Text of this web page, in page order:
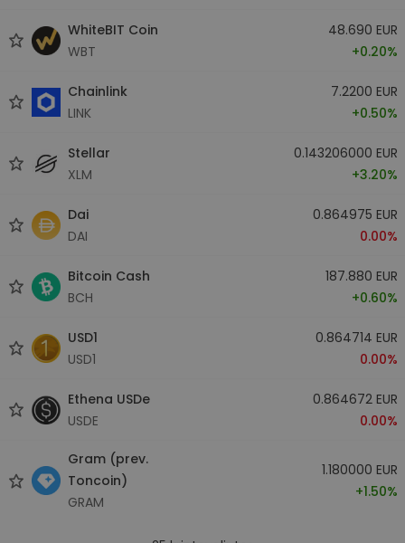
WhiteBIT Coin
WBT
48.690 EUR
+0.20%
Chainlink
LINK
7.2200 EUR
+0.50%
Stellar
XLM
0.143206000 EUR
+3.20%
Dai
DAI
0.864975 EUR
0.00%
Bitcoin Cash
BCH
187.880 EUR
+0.60%
USD1
USD1
0.864714 EUR
0.00%
Ethena USDe
USDE
0.864672 EUR
0.00%
Gram (prev.
Toncoin)
GRAM
1.180000 EUR
+1.50%